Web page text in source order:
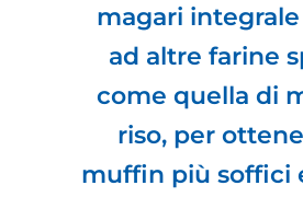
magari
ad altre farine
come quella di
riso, per
muffin più soffici